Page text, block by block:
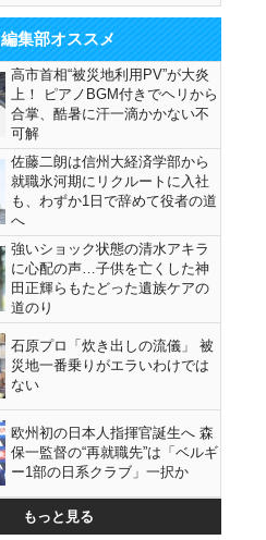
編集部オススメ
高市首相“被災地利用PV”が大炎
上！ ピアノBGM付きでヘリから
合掌、酷暑に汗一滴かかない不
可解
佐藤二朗は信州大経済学部から
就職氷河期にリクルートに入社
も、わずか1日で辞めて役者の道
へ
強いショック状態の清水アキラ
に心配の声…子供を亡くした神
田正輝らもたどった遺族ケアの
道のり
石原プロ「炊き出しの流儀」 被
災地一番乗りがエラいわけでは
ない
欧州初の日本人指揮官誕生へ 森
保一監督の“再就職先”は「ベルギ
ー1部の日系クラブ」一択か
もっと見る